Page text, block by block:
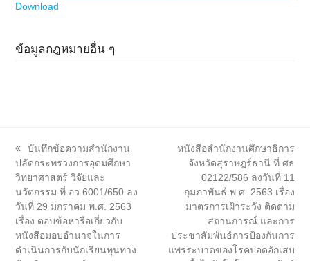
Download
ข้อมูลกฎหมายอื่น ๆ
previous
post:
บันทึกข้อความสำนักงาน
ปลัดกระทรวงการอุดมศึกษา
วิทยาศาสตร์ วิจัยและ
นวัตกรรม ที่ อว 6001/650 ลง
วันที่ 29 มกราคม พ.ศ. 2563
เรื่อง ตอบข้อหารือเกี่ยวกับ
หนังสือมอบอำนาจในการ
ดำเนินการกับนักเรียนทุนทาง
next
post:
หนังสือสำนักงานศึกษาธิการ
จังหวัดสุราษฎร์ธานี ที่ ศธ
02122/586 ลงวันที่ 11
กุมภาพันธ์ พ.ศ. 2563 เรื่อง
มาตรการเฝ้าระวัง ติดตาม
สถานการณ์ และการ
ประชาสัมพันธ์การป้องกันการ
แพร่ระบาดของโรคปอดอักเสบ